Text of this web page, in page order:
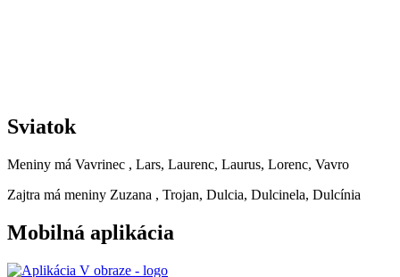
Sviatok
Meniny má Vavrinec , Lars, Laurenc, Laurus, Lorenc, Vavro
Zajtra má meniny Zuzana , Trojan, Dulcia, Dulcinela, Dulcínia
Mobilná aplikácia